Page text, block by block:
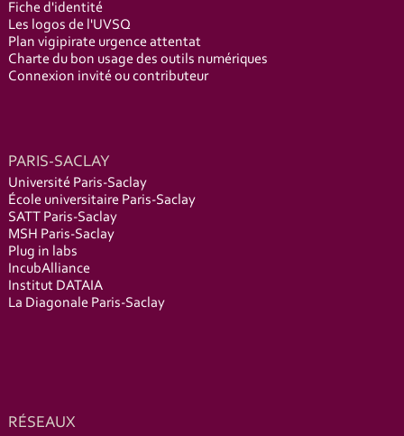
Fiche d'identité
Les logos de l'UVSQ
Plan vigipirate urgence attentat
Charte du bon usage des outils numériques
Connexion invité ou contributeur
PARIS-SACLAY
Université Paris-Saclay
École universitaire Paris-Saclay
SATT Paris-Saclay
MSH Paris-Saclay
Plug in labs
IncubAlliance
Institut DATAIA
La Diagonale Paris-Saclay
RÉSEAUX